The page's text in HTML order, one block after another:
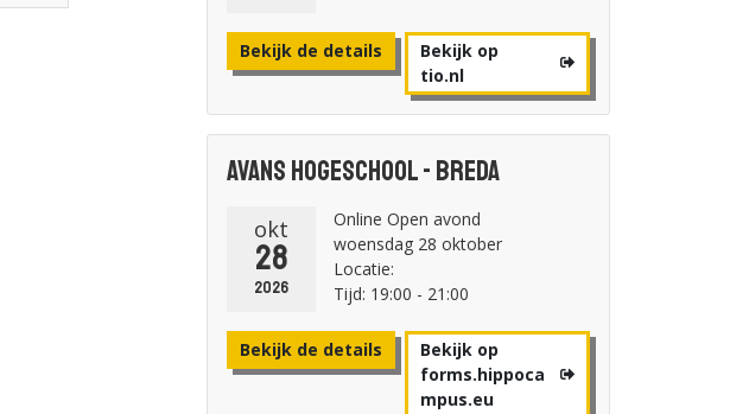
Bekijk de details
Bekijk op
tio.nl
Avans Hogeschool - Breda
okt
28
2026
Online Open avond
woensdag 28 oktober
Locatie:
Tijd: 19:00 - 21:00
Bekijk de details
Bekijk op
forms.hippoca
mpus.eu